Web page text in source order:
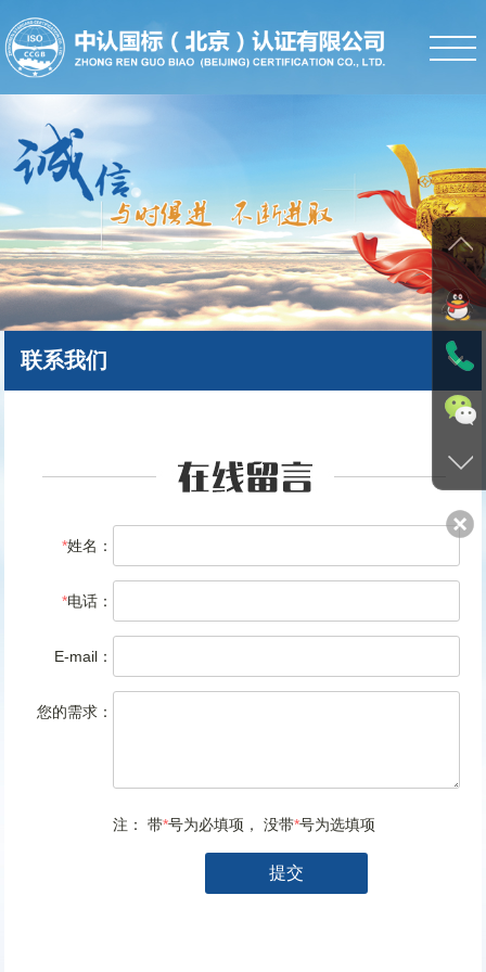
新闻中心
体系认证
服务项目
证书查询
联系我们
*姓名：
*电话：
E-mail：
您的需求：
注： 带*号为必填项， 没带*号为选填项